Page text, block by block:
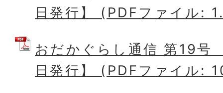
日発行】 (PDFファイル:
おだかぐらし通信 第19号
日発行】 (PDFファイル: